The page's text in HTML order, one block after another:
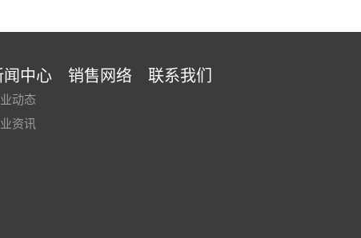
闻中心
动态
资讯
销售网络 联系我们